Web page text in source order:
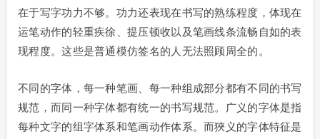
在于写字功力不够。功力还表现在书写的熟练程度，体现在
运笔动作的轻重疾徐、提压顿收以及笔画线条流畅自如的表
现程度。这些是普通模仿签名的人无法照顾周全的。
不同的字体，每一种笔画、每一种组成部分都有不同的书写
规范，而同一种字体都有统一的书写规范。广义的字体是指
每种文字的组字体系和笔画动作体系。而狹义的字体特征是